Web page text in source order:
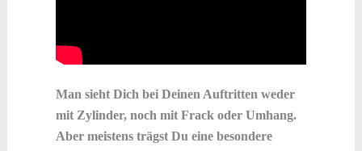
Man sieht Dich bei Deinen Auftritten weder
mit Zylinder, noch mit Frack oder Umhang.
Aber meistens trägst Du eine besondere